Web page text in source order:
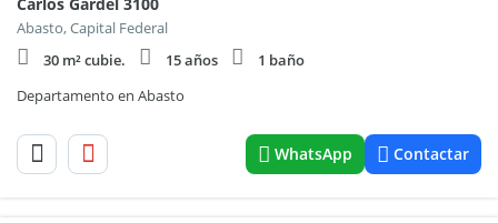
Abasto, Capital Federal
30 m² cubie.
15 años
1 baño
Departamento en Abasto
WhatsApp Contactar